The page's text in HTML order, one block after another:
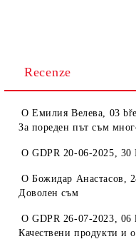
Recenze
OЕмилия Велева, 03
За пореден път съм
OGDPR 20-06-2025, 30
OБожидар Анастасов ,
Доволен съм
OGDPR 26-07-2023, 06
Качествени продукти и